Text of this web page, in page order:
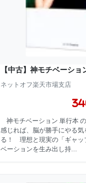
【中古】神モチベーショ
ネットオフ楽天市場支店
神モチベーション 単行本
感じれば、脳が勝手にやる
る！ 理想と現実の「ギャッ
ベーションを生み出し持...